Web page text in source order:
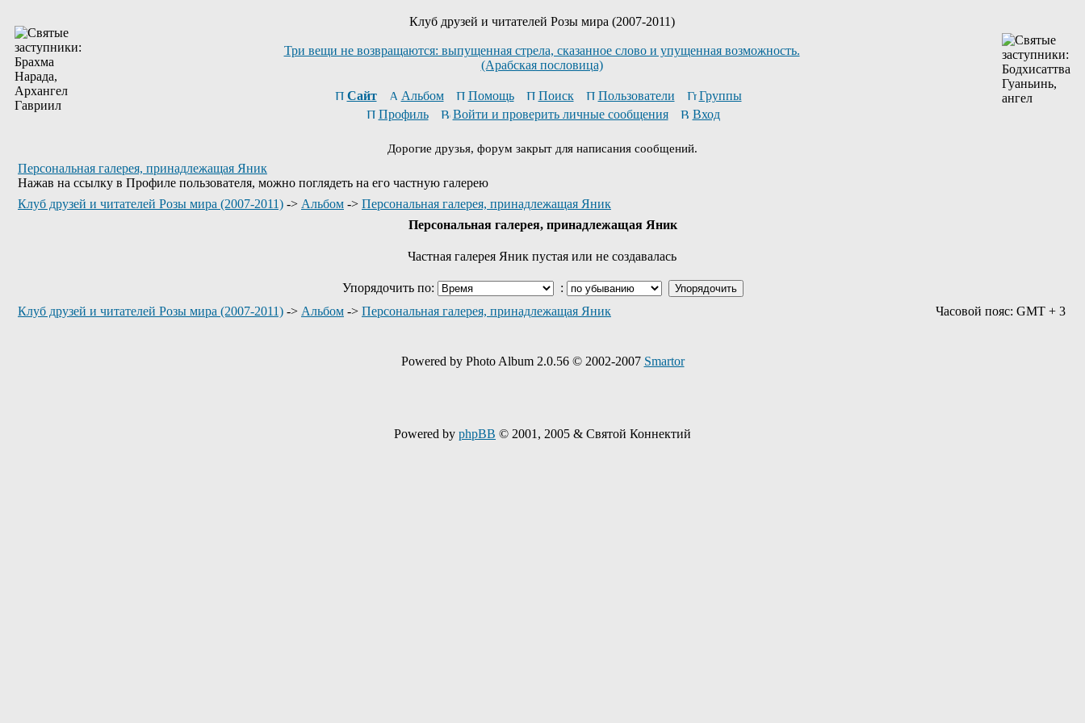
Клуб друзей и читателей Розы мира (2007-2011)
Три вещи не возвращаются: выпущенная стрела, сказанное слово и упущенная возможность.
(Арабская пословица)
Сайт Альбом Помощь Поиск Пользователи
Группы
Профиль
Войти и проверить личные сообщения Вход
Дорогие друзья, форум закрыт для написания сообщений.
Персональная галерея, принадлежащая Яник
Нажав на ссылку в Профиле пользователя, можно поглядеть на его частную галерею
Клуб друзей и читателей Розы мира (2007-2011) -> Альбом -> Персональная галерея, принадлежащая Яник
Персональная галерея, принадлежащая Яник
Частная галерея Яник пустая или не создавалась
Упорядочить по:
:
Клуб друзей и читателей Розы мира (2007-2011) -> Альбом -> Персональная галерея, принадлежащая Яник Часовой пояс: GMT + 3
Powered by Photo Album 2.0.56 © 2002-2007 Smartor
Powered by phpBB © 2001, 2005 & Святой Коннектий